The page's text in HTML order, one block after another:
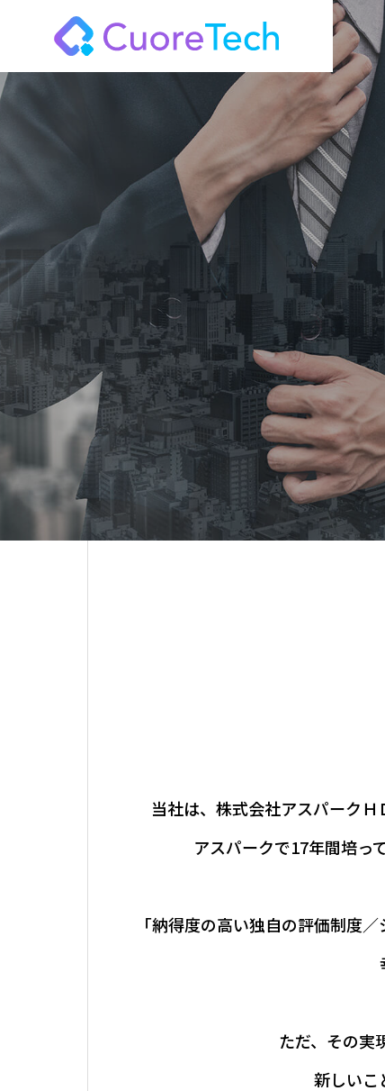
当社は、株式会社アスパーク
アスパークで17年間培っ
「納得度の高い独自の評価制度
ただ、その実
新しいこ